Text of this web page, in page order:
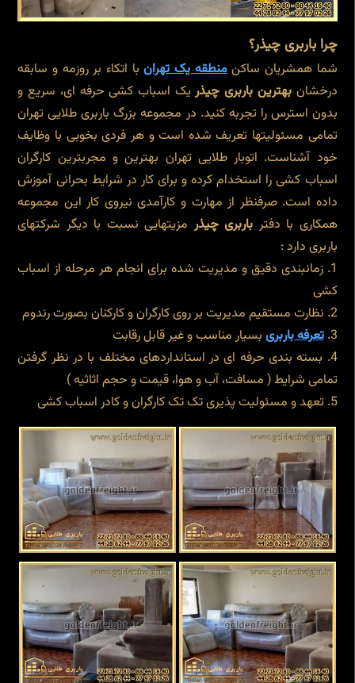
چرا باربری چیذر؟
شما همشریان ساکنمنطقه یک تهرانبا اتکاء بر روزمه و سابقه
درخشانبهترین باربری چیذریک اسباب کشی حرفه ای، سریع و
بدون استرس را تجربه کنید. در مجموعه بزرگ باربری طلایی تهران
تمامی مسئولیت‎ها تعریف شده است و هر فردی بخوبی با وظایف
خود آشناست. اتوبار طلایی تهران بهترین و مجربترین کارگران
اسباب کشی را استخدام کرده و برای کار در شرایط بحرانی آموزش
داده است. صرفنظر از مهارت و کارآمدی نیروی کار این مجموعه
همکاری با دفتر باربری چیذر مزیتهایی نسبت با دیگر شرکتهای
باربری دارد :
زمانبندی دقیق و مدیریت شده برای انجام هر مرحله از اسباب
کشی
نظارت مستقیم مدیریت بر روی کارگران و کارکنان بصورت رندوم
تعرفه باربری بسیار مناسب و غیر قابل رقابت
بسته بندی حرفه ای در استانداردهای مختلف با در نظر گرفتن
تمامی شرایط ( مسافت، آب و هوا، قیمت و حجم اثاثیه )
تعهد و مسئولیت پذیری تک تک کارگران و کادر اسباب کشی